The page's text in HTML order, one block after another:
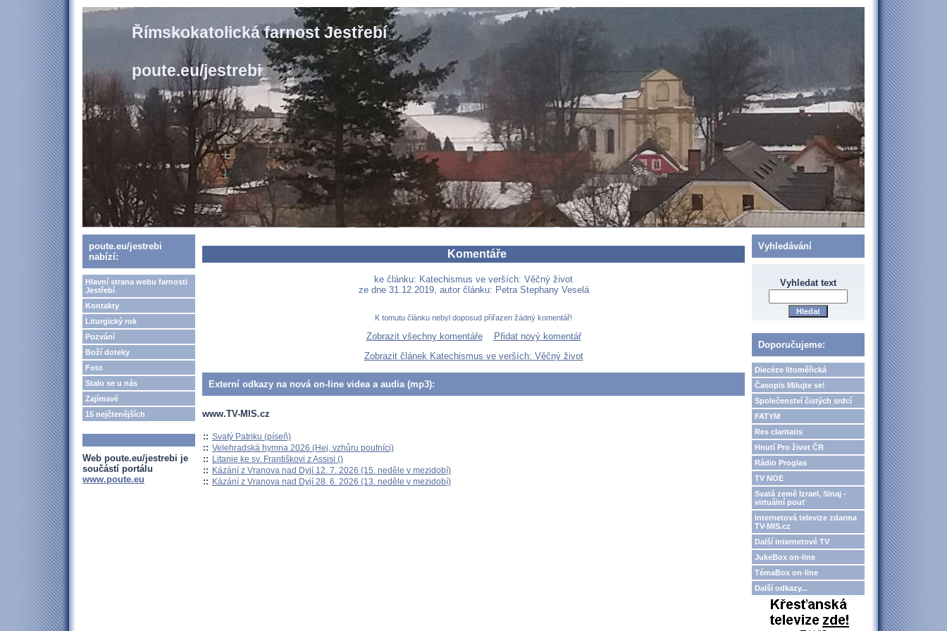
Římskokatolická farnost Jestřebí
poute.eu/jestrebi
poute.eu/jestrebi
nabízí:
Hlavní strana webu farnosti
Jestřebí
Kontakty
Liturgický rok
Pozvání
Boží doteky
Foto
Stalo se u nás
Zajímavé
15 nejčtenějších
Web poute.eu/jestrebi je
součástí portálu
www.poute.eu
Komentáře
ke článku: Katechismus ve verších: Věčný život
ze dne 31.12.2019, autor článku: Petra Stephany Veselá
K tomutu článku nebyl doposud přiřazen žádný komentář!
Zobrazit všechny komentáře
Přidat nový komentář
Zobrazit článek Katechismus ve verších: Věčný život
Externí odkazy na nová on-line videa a audia (mp3):
www.TV-MIS.cz
:: Svatý Patriku (píseň)
:: Velehradská hymna 2026 (Hej, vzhůru poutníci)
:: Litanie ke sv. Františkovi z Assisi ()
:: Kázání z Vranova nad Dyjí 12. 7. 2026 (15. neděle v mezidobí)
:: Kázání z Vranova nad Dyjí 28. 6. 2026 (13. neděle v mezidobí)
Vyhledávání
Vyhledat text
Doporučujeme:
Diecéze litoměřická
Časopis Milujte se!
Společenství čistých srdcí
FATYM
Res claritatis
Hnutí Pro život ČR
Rádio Proglas
TV NOE
Svatá země Izrael, Sinaj -
virtuální pouť
Internetová televize zdarma
TV-MIS.cz
Další internetové TV
JukeBox on-line
TémaBox on-line
Další odkazy...